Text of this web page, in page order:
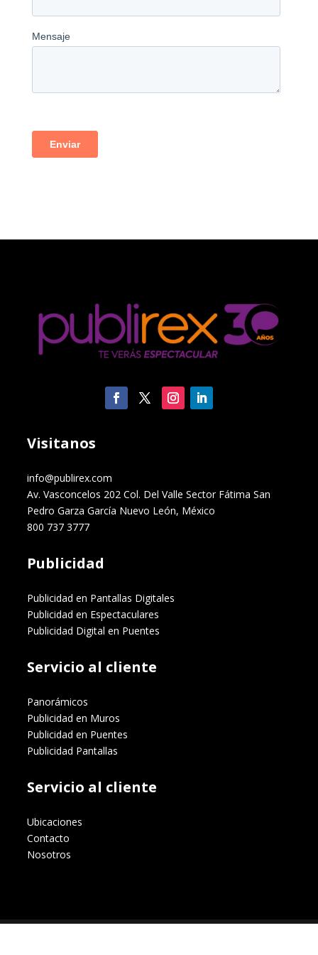
Visitanos
info@publirex.com
Av. Vasconcelos 202 Col. Del Valle Sector Fátima San
Pedro Garza García Nuevo León, México
800 737 3777
Publicidad
Publicidad en Pantallas Digitales
Publicidad en Espectaculares
Publicidad Digital en Puentes
Servicio al cliente
Panorámicos
Publicidad en Muros
Publicidad en Puentes
Publicidad Pantallas
Servicio al cliente
Ubicaciones
Contacto
Nosotros